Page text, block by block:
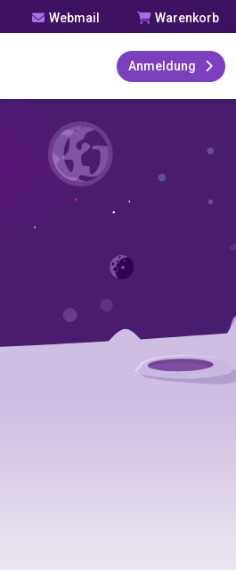
Webmail Warenkorb
Anmeldung